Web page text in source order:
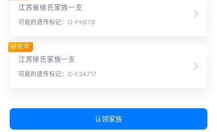
江苏省徐氏家族一支
可能的遗传标记：O-PH278
江苏徐氏家族一支
可能的遗传标记：C-F24717
研究中
认领家族